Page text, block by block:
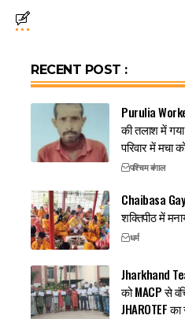
RECENT POST :
Purulia
की तलाश में
परिवार में मचा
पश्चिम बंगाल
Chaibasa
शक्तिपीठ में
धर्म
Jharkhand
को MACP से
JHAROTEF का